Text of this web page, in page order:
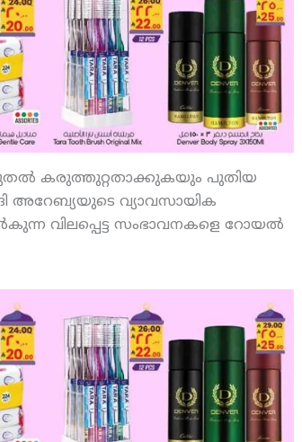
കരുത്തുറ്റതാക്കുകയും പുതിയ
അറേബ്യയുടെ വ്യാവസായിക
വിലപ്പെട്ട സംഭാവനകളെ റോയല്‍